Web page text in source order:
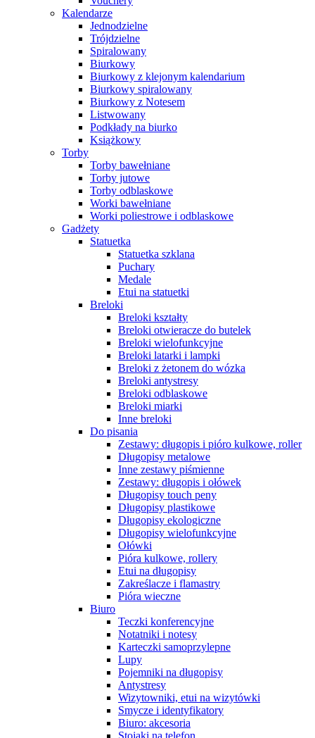
Kalendarze
Jednodzielne
Trójdzielne
Spiralowany
Biurkowy
Biurkowy z klejonym kalendarium
Biurkowy spiralowany
Biurkowy z Notesem
Listwowany
Podkłady na biurko
Książkowy
Torby
Torby bawełniane
Torby jutowe
Torby odblaskowe
Worki bawełniane
Worki poliestrowe i odblaskowe
Gadżety
Statuetka
Statuetka szklana
Puchary
Medale
Etui na statuetki
Breloki
Breloki kształty
Breloki otwieracze do butelek
Breloki wielofunkcyjne
Breloki latarki i lampki
Breloki z żetonem do wózka
Breloki antystresy
Breloki odblaskowe
Breloki miarki
Inne breloki
Do pisania
Zestawy: długopis i pióro kulkowe, roller
Długopisy metalowe
Inne zestawy piśmienne
Zestawy: długopis i ołówek
Długopisy touch peny
Długopisy plastikowe
Długopisy ekologiczne
Długopisy wielofunkcyjne
Ołówki
Pióra kulkowe, rollery
Etui na długopisy
Zakreślacze i flamastry
Pióra wieczne
Biuro
Teczki konferencyjne
Notatniki i notesy
Karteczki samoprzylepne
Lupy
Pojemniki na długopisy
Antystresy
Wizytowniki, etui na wizytówki
Smycze i identyfikatory
Biuro: akcesoria
Stojaki na telefon